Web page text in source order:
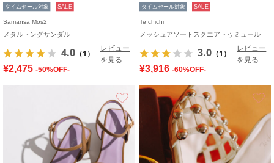
タイムセール対象 SALE
Samansa Mos2
メタルトングサンダル
4.0 （1）
レビュー
を見る
¥2,475 -50%OFF-
タイムセール対象 SALE
Te chichi
メッシュアソートスクエアトゥミュール
3.0 （1）
レビュー
を見る
¥3,916 -60%OFF-
お気に入り